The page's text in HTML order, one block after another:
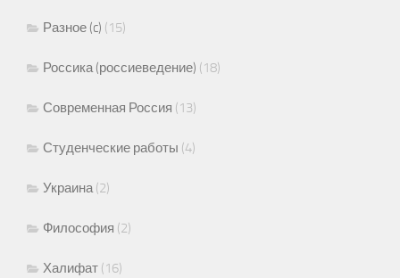
Разное (c) (15)
Россика (россиеведение) (18)
Современная Россия (13)
Студенческие работы (4)
Украина(2)
Философия (2)
Халифат (16)